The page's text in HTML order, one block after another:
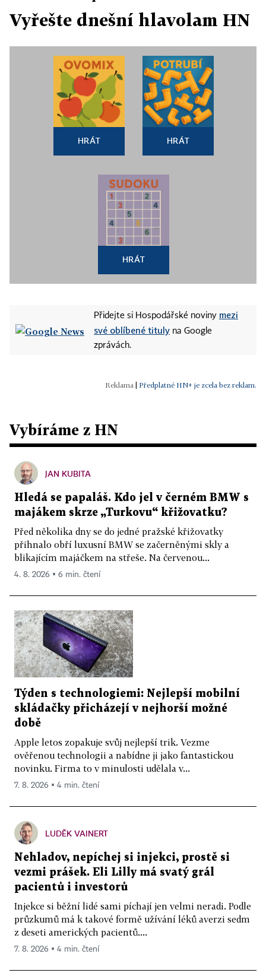
Vyřešte dnešní hlavolam HN
HRÁT HRÁT
HRÁT
Přidejte si Hospodářské noviny mezi
své oblíbené tituly na Google
zprávách.
Předplatné HN+ je zcela bez reklam.
Vybíráme z HN
JAN KUBITA
Hledá se papaláš. Kdo jel v černém BMW s
majákem skrze „Turkovu“ křižovatku?
Před několika dny se do jedné pražské křižovatky
přihnalo obří luxusní BMW se začerněnými skly a
blikajícím majáčkem na střeše. Na červenou...
4. 8. 2026 ▪ 6 min. čtení
Týden s technologiemi: Nejlepší mobilní
skládačky přicházejí v nejhorší možné
době
Apple letos zopakuje svůj nejlepší trik. Vezme
ověřenou technologii a nabídne ji jako fantastickou
novinku. Firma to v minulosti udělala v...
7. 8. 2026 ▪ 4 min. čtení
LUDĚK VAINERT
Nehladov, nepíchej si injekci, prostě si
vezmi prášek. Eli Lilly má svatý grál
pacientů i investorů
Injekce si běžní lidé sami píchají jen velmi neradi. Podle
průzkumů má k takové formě užívání léků averzi sedm
z deseti amerických pacientů....
7. 8. 2026 ▪ 4 min. čtení